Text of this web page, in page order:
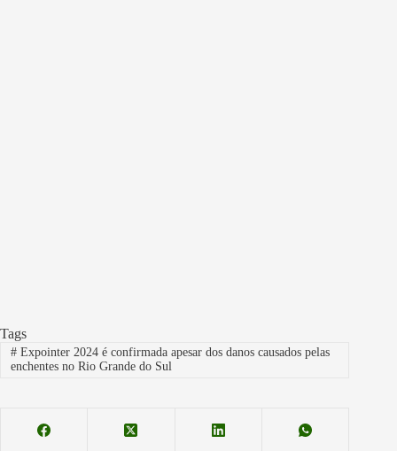
Tags
#Expointer 2024 é confirmada apesar dos danos causados pelas
enchentes no Rio Grande do Sul